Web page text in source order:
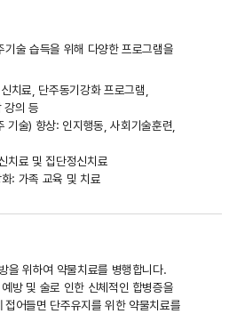
기술 습득을 위해 다양한 프로그램을
치료, 단주동기강화 프로그램,
강의 등
기술) 향상: 인지행동, 사회기술훈련,
치료 및 집단정신치료
: 가족 교육 및 치료
을 위하여 약물치료를 병행합니다.
방 및 술로 인한 신체적인 합병증을
접어들면 단주유지를 위한 약물치료를